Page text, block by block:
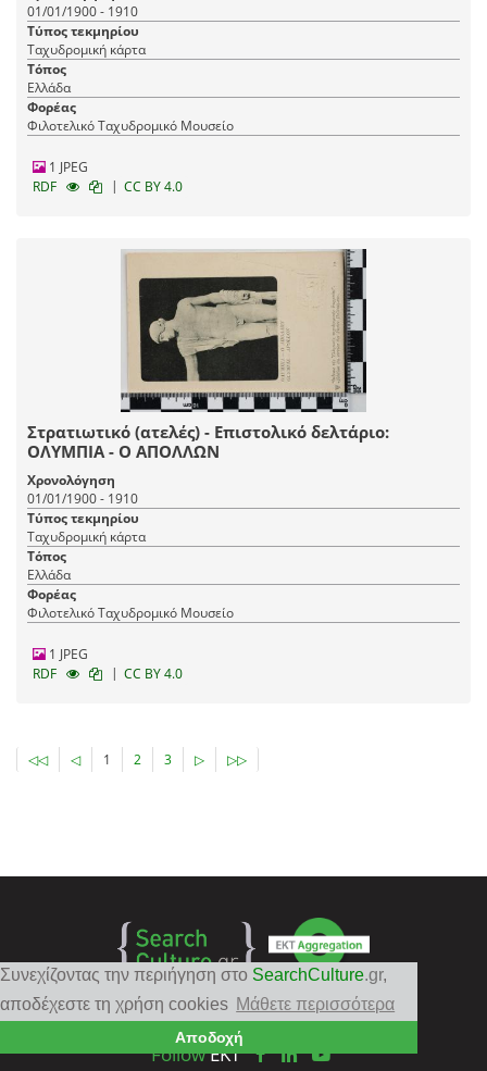
Συνεχίζοντας την περιήγηση στο SearchCulture.gr,
αποδέχεστε τη χρήση cookies Μάθετε περισσότερα
Αποδοχή
01/01/1900 - 1910
Τύπος τεκμηρίου
Ταχυδρομική κάρτα
Τόπος
Ελλάδα
Φορέας
Φιλοτελικό Ταχυδρομικό Μουσείο
1 JPEG
RDF
| CC BY 4.0
Στρατιωτικό (ατελές) - Επιστολικό δελτάριο:
ΟΛΥΜΠΙΑ - Ο ΑΠΟΛΛΩΝ
Χρονολόγηση
01/01/1900 - 1910
Τύπος τεκμηρίου
Ταχυδρομική κάρτα
Τόπος
Ελλάδα
Φορέας
Φιλοτελικό Ταχυδρομικό Μουσείο
1 JPEG
RDF
| CC BY 4.0
◁◁ ◁ 1 2 3 ▷ ▷▷
FollowEKT